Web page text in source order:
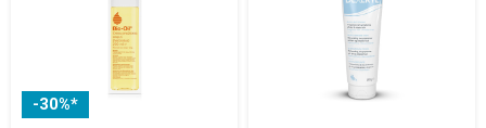
-30%*